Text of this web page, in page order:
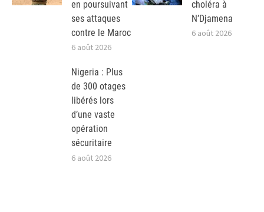
en poursuivant
ses attaques
contre le Maroc
6 août 2026
choléra à
N’Djamena
6 août 2026
Nigeria : Plus
de 300 otages
libérés lors
d’une vaste
opération
sécuritaire
6 août 2026